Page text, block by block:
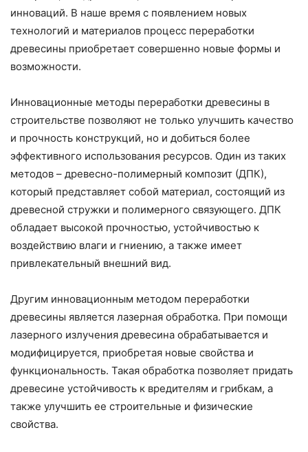
инноваций. В наше время с появлением новых
технологий и материалов процесс переработки
древесины приобретает совершенно новые формы и
возможности.
Инновационные методы переработки древесины в
строительстве позволяют не только улучшить качество
и прочность конструкций, но и добиться более
эффективного использования ресурсов. Один из таких
методов – древесно-полимерный композит (ДПК),
который представляет собой материал, состоящий из
древесной стружки и полимерного связующего. ДПК
обладает высокой прочностью, устойчивостью к
воздействию влаги и гниению, а также имеет
привлекательный внешний вид.
Другим инновационным методом переработки
древесины является лазерная обработка. При помощи
лазерного излучения древесина обрабатывается и
модифицируется, приобретая новые свойства и
функциональность. Такая обработка позволяет придать
древесине устойчивость к вредителям и грибкам, а
также улучшить ее строительные и физические
свойства.